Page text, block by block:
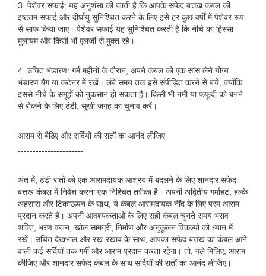
3. पेशेवर सफाई: यह अनुशंसा की जाती है कि आपके सफेद बत्तख कंबल की
इष्टतम सफाई और दीर्घायु सुनिश्चित करने के लिए इसे हर कुछ वर्षों में पेशेवर रूप
से साफ किया जाए। पेशेवर सफाई यह सुनिश्चित करती है कि नीचे का हिस्सा
मुलायम और किसी भी एलर्जी से मुक्त रहे।
4. उचित भंडारण: गर्म महीनों के दौरान, अपने कंबल को एक सांस लेने योग्य
भंडारण बैग या कंटेनर में रखें। लंबे समय तक इसे संपीड़ित करने से बचें, क्योंकि
इससे नीचे के समूहों को नुकसान हो सकता है। किसी भी नमी या फफूंदी को बनने
से रोकने के लिए ठंडी, सूखी जगह का चुनाव करें।
आराम से बैठिए और सर्दियों की रातों का आनंद लीजिए
----------------------
अंत में, ठंडी रातों को एक आरामदायक आश्रय में बदलने के लिए शानदार सफेद
बत्तख कंबल में निवेश करना एक निश्चित तरीका है। अपनी अद्वितीय गर्माहट, हल्के
अहसास और टिकाऊपन के साथ, ये कंबल आरामदायक नींद के लिए परम आराम
प्रदान करते हैं। अपनी आवश्यकताओं के लिए सही कंबल चुनते समय भराव
शक्ति, भरण वजन, खोल सामग्री, निर्माण और अनुकूलन विकल्पों को ध्यान में
रखें। उचित देखभाल और रख-रखाव के साथ, आपका सफेद बत्तख का कंबल आने
वाली कई सर्दियों तक गर्मी और आराम प्रदान करता रहेगा। तो, गले मिलिए, आराम
कीजिए और शानदार सफेद कंबल के साथ सर्दियों की रातों का आनंद लीजिए।